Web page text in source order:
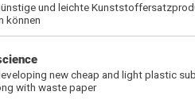
und leichte
können
new cheap and light plastic
with waste paper